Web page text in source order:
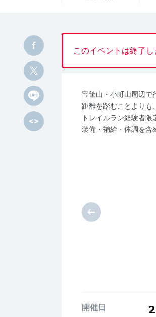
このイベントは終了し
宝筐山・小町山周辺で
距離を踏むことよりも
トレイルラン経験者
装備・補給・体調を含
開催日